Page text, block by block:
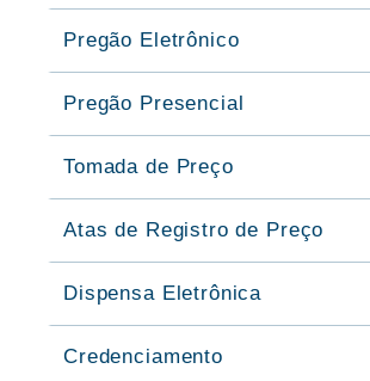
Pregão Eletrônico
Pregão Presencial
Tomada de Preço
Atas de Registro de Preço
Dispensa Eletrônica
Credenciamento